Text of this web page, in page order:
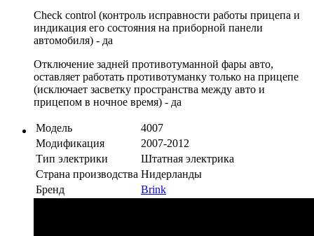
Check control (контроль исправности работы прицепа и
индикация его состояния на приборной панели
автомобиля) - да
Отключение задней противотуманной фары авто,
оставляет работать противотуманку только на прицепе
(исключает засветку пространства между авто и
прицепом в ночное время) - да
Модель
4007
Модификация
2007-2012
Тип электрики
Штатная электрика
Страна производства Нидерланды
Бренд
Brink